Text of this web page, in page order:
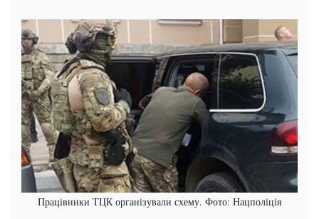
Працівники ТЦК організували схему. Фото: Нацполіція